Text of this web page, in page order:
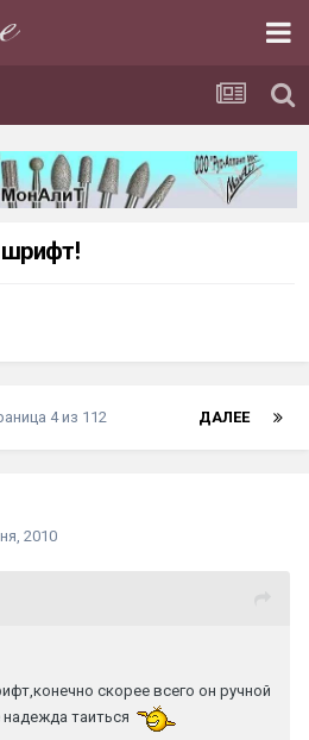
шрифт!
ДАЛЕЕ
4 из 112
2010
скорее всего он ручной
таиться